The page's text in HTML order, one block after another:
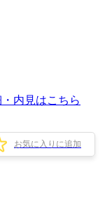
内見はこちら
お気に入りに追加